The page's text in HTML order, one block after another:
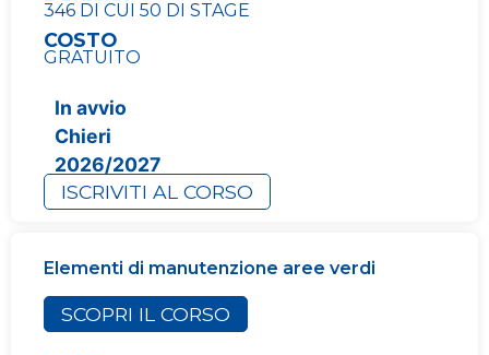
346 DI CUI 50 DI STAGE
COSTO
GRATUITO
In avvio
Chieri
2026/2027
ISCRIVITI AL CORSO
Elementi di manutenzione aree verdi
SCOPRI IL CORSO